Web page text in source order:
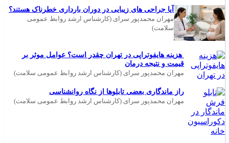
آیا جراحی های زیبایی در دوران بارداری خطرناک هستند؟
مهران محمدپور سرای (کارشناس ارشد روابط عمومی
سلامت)
هزینه هایفوتراپی در تهران چقدر است؟ عوامل موثر بر
قیمت و نتیجه درمان
مهران محمدپور سرای (کارشناس ارشد روابط عمومی سلامت)
راز ماندگاری بعضی تابلوها از نگاه روانشناسی
مهران محمدپور سرای (کارشناس ارشد روابط عمومی سلامت)